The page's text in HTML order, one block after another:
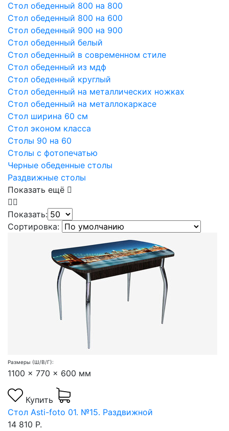
Стол обеденный 800 на 800
Стол обеденный 800 на 600
Стол обеденный 900 на 900
Стол обеденный белый
Стол обеденный в современном стиле
Стол обеденный из мдф
Стол обеденный круглый
Стол обеденный на металлических ножках
Стол обеденный на металлокаркасе
Стол ширина 60 см
Стол эконом класса
Столы 90 на 60
Столы с фотопечатью
Черные обеденные столы
Раздвижные столы
Показать ещё
Показать:
Сортировка:
Размеры (Ш/В/Г):
1100 x 770 x 600 мм
Купить
Стол Asti-foto 01. №15. Раздвижной
14 810 Р.